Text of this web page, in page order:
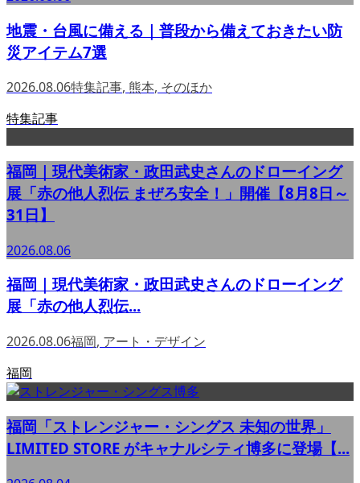
地震・台風に備える｜普段から備えておきたい防
災アイテム7選
2026.08.06特集記事, 熊本, そのほか
特集記事
福岡｜現代美術家・政田武史さんのドローイング
展「赤の他人烈伝 まぜろ安全！」開催【8月8日～
31日】
2026.08.06
福岡｜現代美術家・政田武史さんのドローイング
展「赤の他人烈伝...
2026.08.06福岡, アート・デザイン
福岡
福岡「ストレンジャー・シングス 未知の世界」
LIMITED STORE がキャナルシティ博多に登場【...